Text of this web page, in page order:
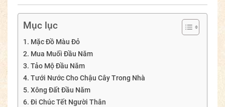
Mục lục
1. Mặc Đồ Màu Đỏ
2. Mua Muối Đầu Năm
3. Tảo Mộ Đầu Năm
4. Tưới Nước Cho Chậu Cây Trong Nhà
5. Xông Đất Đầu Năm
6. Đi Chúc Tết Người Thân